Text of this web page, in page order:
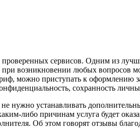
сервисов. Одним из
возникновении любых вопросов
можно приступать к оформлению
сохранность
нужно устанавливать
либо причинам услуга будет
Об этом говорят отзывы